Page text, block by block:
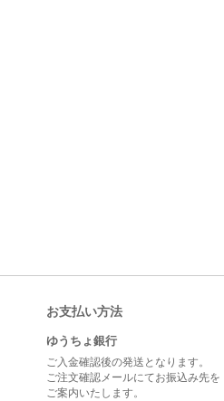
お支払い方法
ゆうちょ銀行
ご入金確認後の発送となります。
ご注文確認メールにてお振込み先を
ご案内いたします。